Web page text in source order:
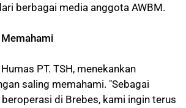
berbagai media anggota AWBM.
PT. TSH, menekankan
saling memahami. "Sebagai
di Brebes, kami ingin terus